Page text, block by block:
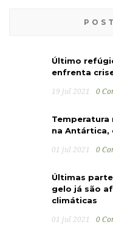
Último
enfrenta
19 jul 2021 0
Temperatura
na Antártica,
01 jul 2021 0
Últimas
gelo já são
climáticas
01 jul 2021 0